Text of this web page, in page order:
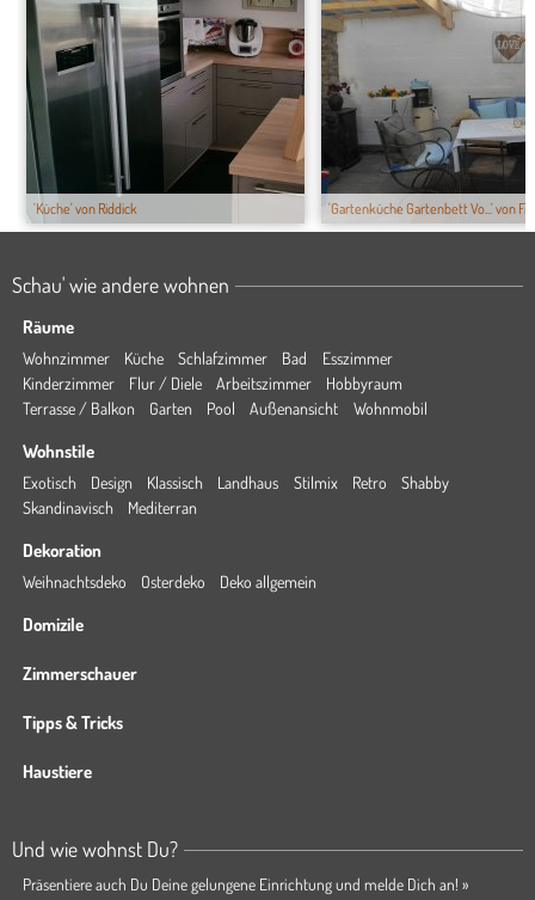
'Küche' von Riddick 'Gartenküche Gartenbett Vo...' von
Schau' wie andere wohnen
Räume
Wohnzimmer Küche Schlafzimmer Bad
Esszimmer
Kinderzimmer
Flur / Diele Arbeitszimmer
Hobbyraum
Terrasse / Balkon
Garten Pool Außenansicht Wohnmobil
Wohnstile
Exotisch Design Klassisch Landhaus Stilmix Retro
Shabby
Skandinavisch
Mediterran
Dekoration
Weihnachtsdeko Osterdeko Deko allgemein
Domizile
Zimmerschauer
Tipps & Tricks
Haustiere
Und wie wohnst Du?
Präsentiere auch Du Deine gelungene Einrichtung und melde Dich an! »